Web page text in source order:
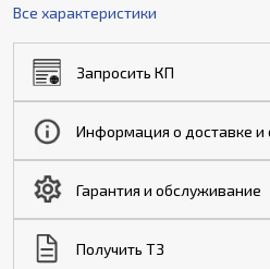
Все характеристики
Запросить КП
Информация о доставке и
Гарантия и обслуживание
Получить ТЗ